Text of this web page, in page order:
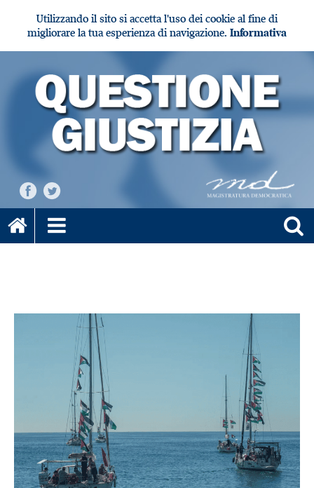
Utilizzando il sito si accetta l'uso dei cookie al fine di
migliorare la tua esperienza di navigazione. Informativa